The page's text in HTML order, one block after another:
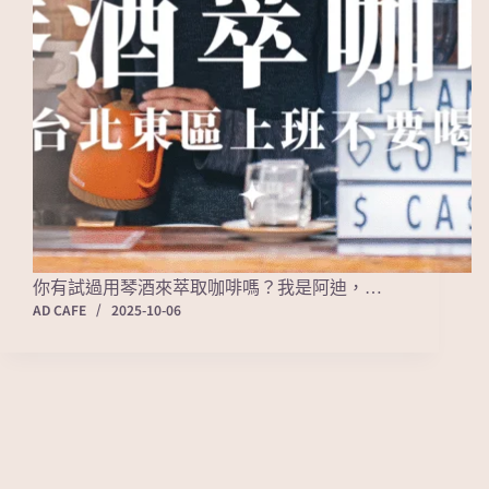
你有試過用琴酒來萃取咖啡嗎？我是阿迪，…
AD CAFE
2025-10-06